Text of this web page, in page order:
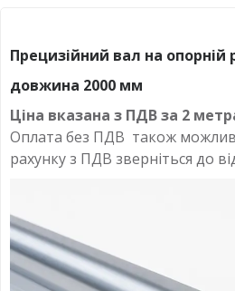
Прецизійний вал на опорній
довжина 2000 мм
Ціна вказана з ПДВ за 2
Оплата без ПДВ також
рахунку з ПДВ зверніться до